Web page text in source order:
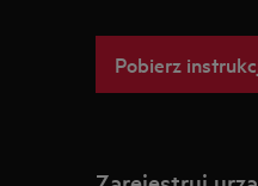
Pobierz